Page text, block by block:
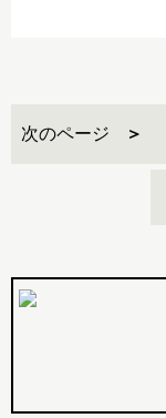
次のページ